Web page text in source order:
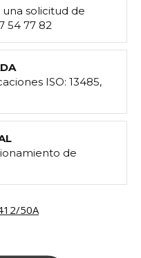
solicitud de
54 77 82
ISO: 13485,
de
50A